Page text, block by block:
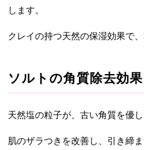
します。
クレイの持つ天然の保湿効果で
ソルトの角質除去効果
天然塩の粒子が、古い角質を優し
肌のザラつきを改善し、引き締